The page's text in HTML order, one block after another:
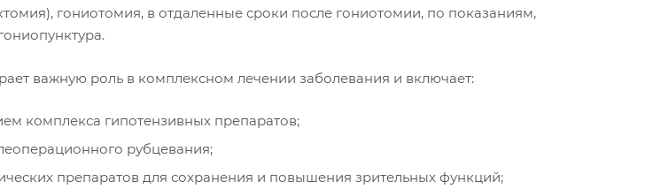
гониотомия, в отдаленные сроки после гониотомии, по показаниям,
важную роль в комплексном лечении заболевания и включает:
комплекса гипотензивных препаратов;
рубцевания;
препаратов для сохранения и повышения зрительных функций;